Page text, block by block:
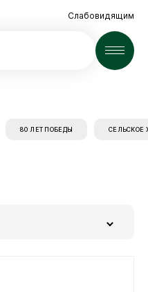
Слабовидящим
80 ЛЕТ ПОБЕДЫ СЕЛЬСКОЕ